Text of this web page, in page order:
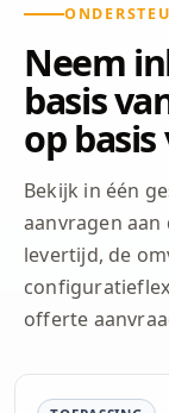
Neem
basis
op
Bekijk in één
aanvragen
levertijd, de
offerte